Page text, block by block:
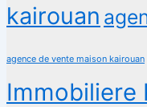
kairouan
agence de vente maison kairouan
Immobiliere